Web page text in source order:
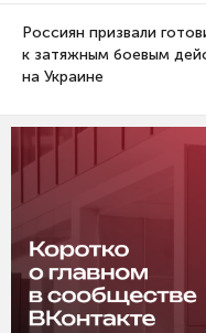
Россиян призвали
к затяжным боевым
на Украине